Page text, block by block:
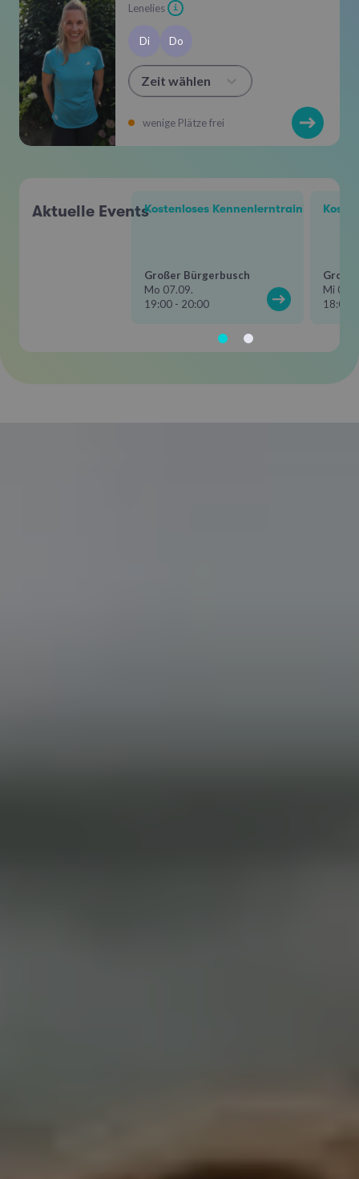
Lenelies i
Di Do
Zeit wählen
wenige Plätze frei
Aktuelle EventsKostenloses Kennenlerntraining mit
Großer Bürgerbusch
Mo 07.09.
19:00 - 20:00
Mi
18:00